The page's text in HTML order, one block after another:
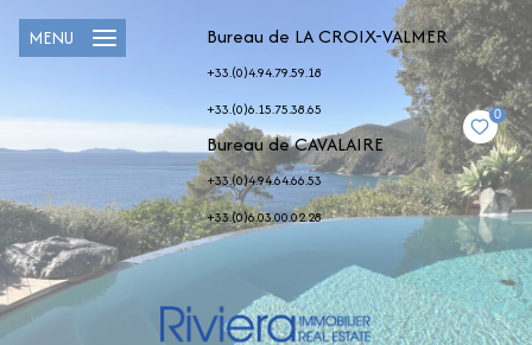
Bureau de LA CROIX-VALMER
+33.(0)4.94.79.59.18
+33.(0)6.15.75.38.65
Bureau de CAVALAIRE
+33.(0)4.94.64.66.53
+33.(0)6.03.00.02.28
0
MENU